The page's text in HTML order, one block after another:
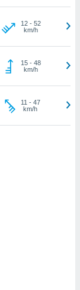
12- 52
km/h
15- 48
km/h
11 - 47
km/h